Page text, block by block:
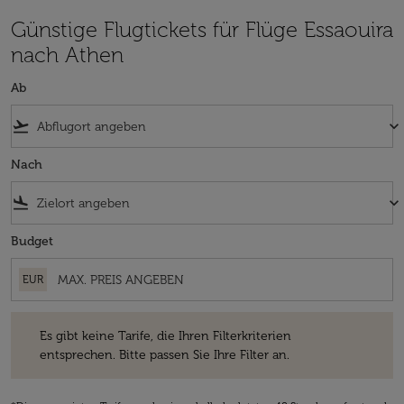
Günstige Flugtickets für Flüge Essaouira
nach Athen
Ab
flight_takeoff keyboard_arrow_down
Nach
flight_land keyboard_arrow_down
Budget
EUR
Es gibt keine Tarife, die Ihren Filterkriterien
entsprechen. Bitte passen Sie Ihre Filter an.